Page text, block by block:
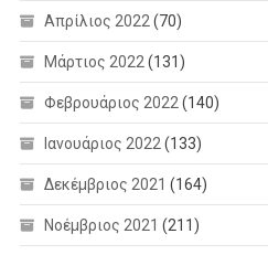
Απρίλιος 2022 (70)
Μάρτιος 2022 (131)
Φεβρουάριος 2022 (140)
Ιανουάριος 2022 (133)
Δεκέμβριος 2021 (164)
Νοέμβριος 2021 (211)